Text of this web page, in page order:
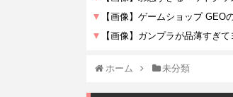
ホーム 未分類